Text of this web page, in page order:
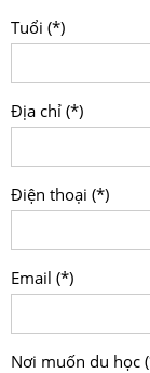
Tuổi (*)
Địa chỉ (*)
Điện thoại (*)
Email (*)
Nơi muốn du học